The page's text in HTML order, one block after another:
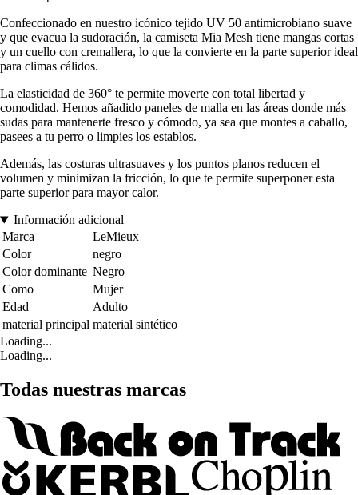
Confeccionado en nuestro icónico tejido UV 50 antimicrobiano suave
y que evacua la sudoración, la camiseta Mia Mesh tiene mangas cortas
y un cuello con cremallera, lo que la convierte en la parte superior ideal
para climas cálidos.
La elasticidad de 360° te permite moverte con total libertad y
comodidad. Hemos añadido paneles de malla en las áreas donde más
sudas para mantenerte fresco y cómodo, ya sea que montes a caballo,
pasees a tu perro o limpies los establos.
Además, las costuras ultrasuaves y los puntos planos reducen el
volumen y minimizan la fricción, lo que te permite superponer esta
parte superior para mayor calor.
Información adicional
Marca
LeMieux
Color
negro
Color dominante Negro
Como
Mujer
Edad
Adulto
material principal material sintético
Loading...
Loading...
Todas nuestras marcas